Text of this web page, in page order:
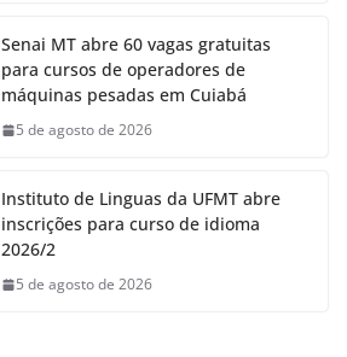
Senai MT abre 60 vagas gratuitas
para cursos de operadores de
máquinas pesadas em Cuiabá
5 de agosto de 2026
Instituto de Linguas da UFMT abre
inscrições para curso de idioma
2026/2
5 de agosto de 2026